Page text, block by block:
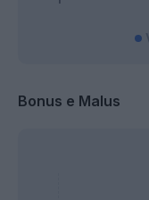
Bonus e Malus